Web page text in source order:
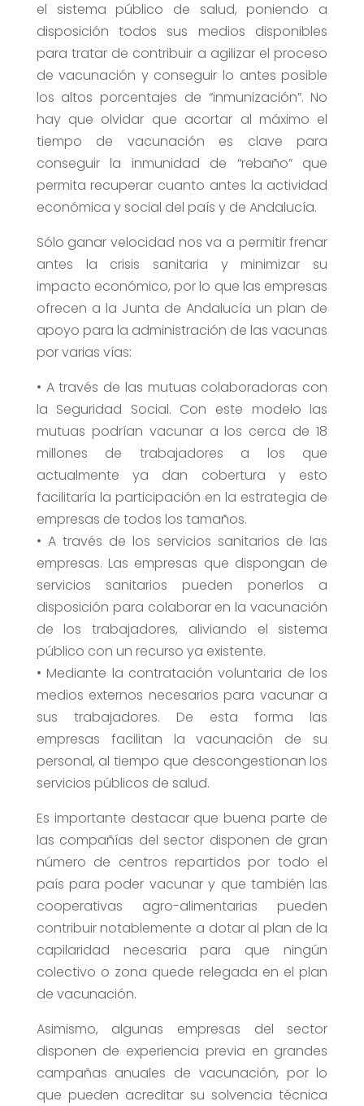
el sistema público de salud, poniendo a
disposición todos sus medios disponibles
para tratar de contribuir a agilizar el proceso
de vacunación y conseguir lo antes posible
los altos porcentajes de “inmunización”. No
hay que olvidar que acortar al máximo el
tiempo de vacunación es clave para
conseguir la inmunidad de “rebaño” que
permita recuperar cuanto antes la actividad
económica y social del país y de Andalucía.
Sólo ganar velocidad nos va a permitir frenar
antes la crisis sanitaria y minimizar su
impacto económico, por lo que las empresas
ofrecen a la Junta de Andalucía un plan de
apoyo para la administración de las vacunas
por varias vías:
• A través de las mutuas colaboradoras con
la Seguridad Social. Con este modelo las
mutuas podrían vacunar a los cerca de 18
millones de trabajadores a los que
actualmente ya dan cobertura y esto
facilitaría la participación en la estrategia de
empresas de todos los tamaños.
• A través de los servicios sanitarios de las
empresas. Las empresas que dispongan de
servicios sanitarios pueden ponerlos a
disposición para colaborar en la vacunación
de los trabajadores, aliviando el sistema
público con un recurso ya existente.
• Mediante la contratación voluntaria de los
medios externos necesarios para vacunar a
sus trabajadores. De esta forma las
empresas facilitan la vacunación de su
personal, al tiempo que descongestionan los
servicios públicos de salud.
Es importante destacar que buena parte de
las compañías del sector disponen de gran
número de centros repartidos por todo el
país para poder vacunar y que también las
cooperativas agro-alimentarias pueden
contribuir notablemente a dotar al plan de la
capilaridad necesaria para que ningún
colectivo o zona quede relegada en el plan
de vacunación.
Asimismo, algunas empresas del sector
disponen de experiencia previa en grandes
campañas anuales de vacunación, por lo
que pueden acreditar su solvencia técnica